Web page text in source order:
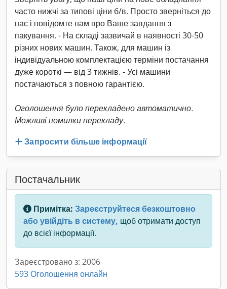
часто нижчі за типові ціни б/в. Просто зверніться до
нас і повідомте нам про Ваше завдання з
пакування. - На складі зазвичай в наявності 30-50
різних нових машин. Також, для машин із
індивідуальною комплектацією терміни постачання
дуже короткі — від 3 тижнів. - Усі машини
постачаються з повною гарантією.
Оголошення було перекладено автоматично.
Можливі помилки перекладу.
Запросити більше інформації
Постачальник
Примітка: Зареєструйтеся безкоштовно
або увійдіть в систему, щоб отримати доступ
до всієї інформації.
Зареєстровано з: 2006
593 Оголошення онлайн